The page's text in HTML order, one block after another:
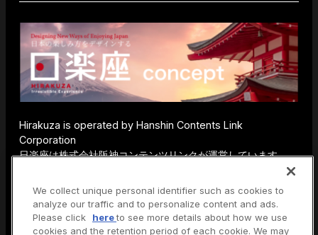
Hirakuza is operated by Hanshin Contents Link
Corporation
日楽座は株式会社阪神コンテンツリンクが運営しています。
スポンサー企業
We collect unique personal identifier such as cookies to
analyze our traffic and to personalize content and ads.
Please click
hereto see more details about how we use
cookies and the retention period of each cookie. We may